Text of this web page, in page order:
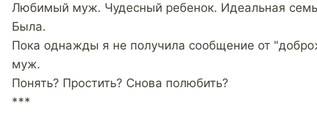
Любимый муж. Чудесный ребенок. Идеальная
Была.
Пока однажды я не получила сообщение от
муж.
Понять? Простить? Снова полюбить?
***